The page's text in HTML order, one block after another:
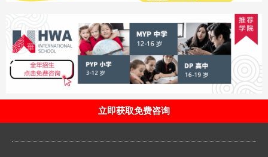
立即获取免费咨询